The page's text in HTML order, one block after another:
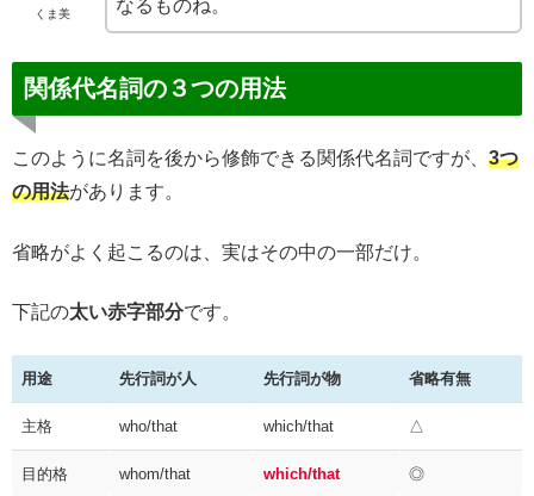
くま美 なるものね。
関係代名詞の３つの用法
このように名詞を後から修飾できる関係代名詞ですが、 3つ
の用法があります。
省略がよく起こるのは、実はその中の一部だけ。
下記の太い赤字部分です。
用途 先行詞が人 先行詞が物 省略有無
主格 who/that which/that △
目的格 whom/that which/that ◎